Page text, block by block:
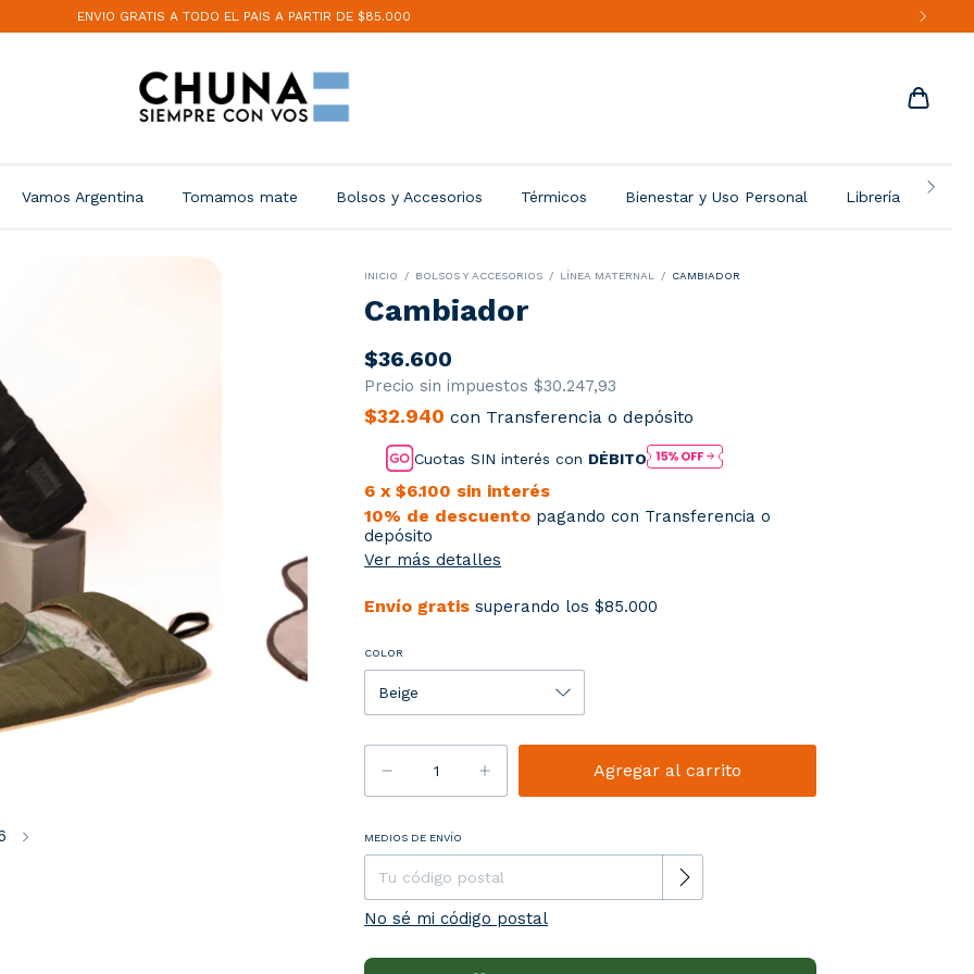
ENVIO GRATIS A TODO EL PAIS A PARTIR DE $85.000
Vamos Argentina Tomamos mate Bolsos y Accesorios Térmicos Bienestar y Uso Personal Librería
INICIO / BOLSOS Y ACCESORIOS / LÍNEA MATERNAL / CAMBIADOR
Cambiador
$36.600
Precio sin impuestos$30.247,93
$32.940con Transferencia o depósito
Cuotas SIN interés con DÉBITO
6 x$6.100 sin interés
10% de descuento pagando con Transferencia o
depósito
Ver más detalles
Envío gratis superando los$85.000
COLOR
Entregas para el CP:
MEDIOS DE ENVÍO
No sé mi código postal